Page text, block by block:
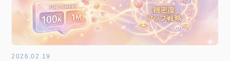
2026.02.19